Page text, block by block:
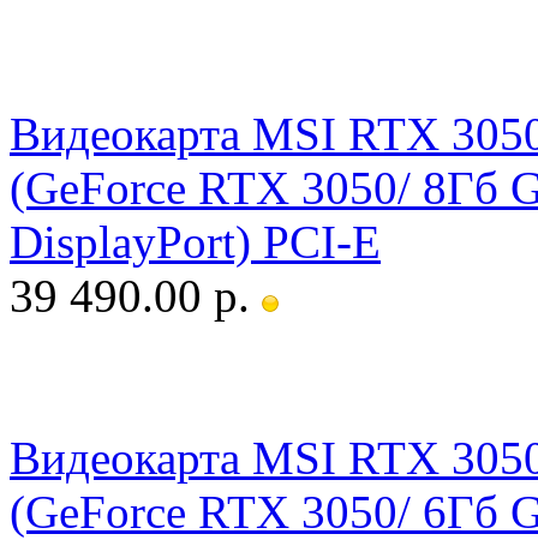
Видеокарта MSI RTX
(GeForce RTX 3050/ 8Гб
DisplayPort) PCI-E
39 490.00 р.
Видеокарта MSI RTX
(GeForce RTX 3050/ 6Гб